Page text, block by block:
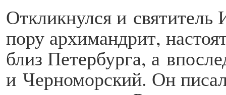
Откликнулся и
пору архимандрит,
близ Петер­бурга, а
и Черноморский. Он